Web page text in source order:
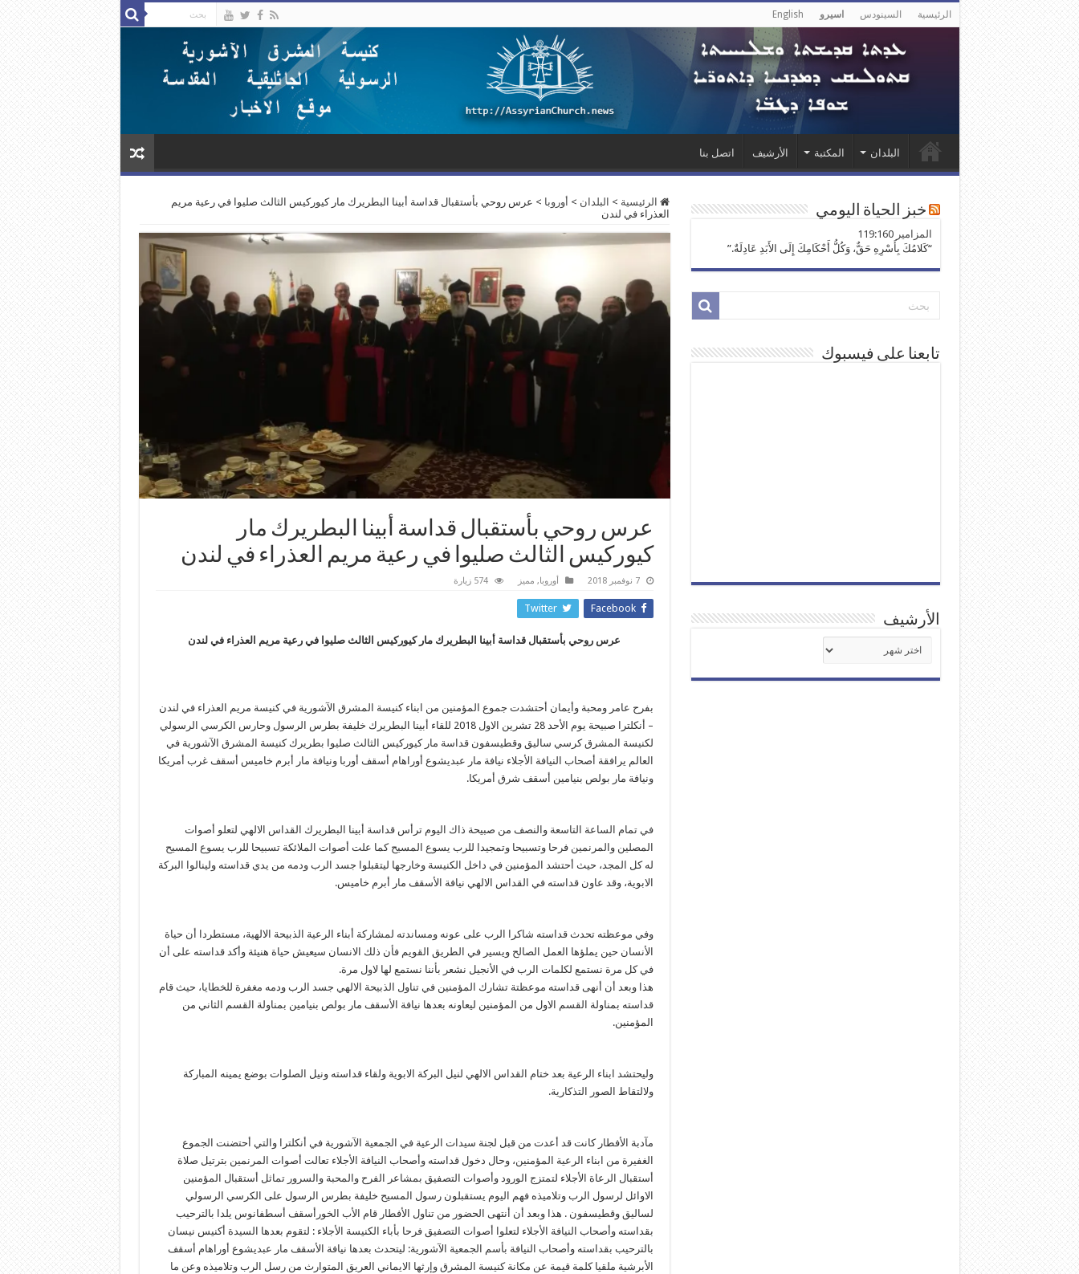
الرئيسية السينودس اسيرو English
البلدان المكتبة الأرشيف اتصل بنا
الرئيسية > البلدان > أوروبا > عرس روحي بأستقبال قداسة أبينا البطريرك مار كيوركيس الثالث صليوا في رعية مريم
العذراء في لندن
عرس روحي بأستقبال قداسة أبينا البطريرك مار
كيوركيس الثالث صليوا في رعية مريم العذراء في لندن
7 نوفمبر 2018 أوروبا, مميز 574 زيارة
Facebook
Twitter
عرس روحي بأستقبال قداسة أبينا البطريرك مار كيوركيس الثالث صليوا في رعية مريم العذراء في لندن
بفرح عامر ومحبة وأيمان أحتشدت جموع المؤمنين من ابناء كنيسة المشرق الآشورية في كنيسة مريم العذراء في لندن
– أنكلترا صبيحة يوم الأحد 28 تشرين الاول 2018 للقاء أبينا البطريرك خليفة بطرس الرسول وحارس الكرسي الرسولي
لكنيسة المشرق كرسي ساليق وقطيسفون قداسة مار كيوركيس الثالث صليوا بطريرك كنيسة المشرق الآشورية في
العالم يرافقة أصحاب النيافة الأجلاء نيافة مار عبديشوع أوراهام أسقف أوربا ونيافة مار أبرم خاميس أسقف غرب أمريكا
ونيافة مار بولص بنيامين أسقف شرق أمريكا.
في تمام الساعة التاسعة والنصف من صبيحة ذاك اليوم ترأس قداسة أبينا البطريرك القداس الالهي لتعلو أصوات
المصلين والمرنمين فرحا وتسبيحا وتمجيدا للرب يسوع المسيح كما علت أصوات الملائكة تسبيحا للرب يسوع المسيح
له كل المجد، حيث أحتشد المؤمنين في داخل الكنيسة وخارجها ليتقبلوا جسد الرب ودمه من يدي قداسته ولينالوا البركة
الابوية، وقد عاون قداسته في القداس الالهي نيافة الأسقف مار أبرم خاميس.
وفي موعظته تحدث قداسته شاكرا الرب على عونه ومساندته لمشاركة أبناء الرعية الذبيحة الالهية، مستطردا أن حياة
الأنسان حين يملؤها العمل الصالح ويسير في الطريق القويم فأن ذلك الانسان سيعيش حياة هنيئة وأكد قداسته على أن
في كل مرة نستمع لكلمات الرب في الأنجيل نشعر بأننا نستمع لها لاول مرة.
هذا وبعد أن أنهى قداسته موعظتة تشارك المؤمنين في تناول الذبيحة الالهي جسد الرب ودمه مغفرة للخطايا، حيث قام
قداسته بمناولة القسم الاول من المؤمنين ليعاونه بعدها نيافة الأسقف مار بولص بنيامين بمناولة القسم الثاني من
المؤمنين.
وليحتشد ابناء الرعية بعد ختام القداس الالهي لنيل البركة الابوية ولقاء قداسته ونيل الصلوات بوضع يمينه المباركة
ولالتقاط الصور التذكارية.
مآدبة الأفطار كانت قد أعدت من قبل لجنة سيدات الرعية في الجمعية الآشورية في أنكلترا والتي أحتضنت الجموع
الغفيرة من ابناء الرعية المؤمنين، وحال دخول قداسته وأصحاب النيافة الأجلاء تعالت أصوات المرنمين بترتيل صلاة
أستقبال الرعاة الأجلاء لتمتزج الورود وأصوات التصفيق بمشاعر الفرح والمحبة والسرور تماثل أستقبال المؤمنين
الاوائل لرسول الرب وتلاميذه فهم اليوم يستقبلون رسول المسيح خليفة بطرس الرسول على الكرسي الرسولي
لساليق وقطيسفون . هذا وبعد أن أنتهى الحضور من تناول الأفطار قام الأب الخورأسقف أسطفانوس يلدا بالترحيب
بقداسته وأصحاب النيافة الأجلاء لتعلوا أصوات التصفيق فرحا بأباء الكنيسة الأجلاء : لتقوم بعدها السيدة أكنيس نيسان
بالترحيب بقداسته وأصحاب النيافة بأسم الجمعية الآشورية: ليتحدث بعدها نيافة الأسقف مار عبديشوع أوراهام أسقف
الأبرشية ملقيا كلمة قيمة عن مكانة كنيسة المشرق وإرثها الايماني العريق المتوارث من رسل الرب وتلاميذه وعن ما
خبز الحياة اليومي
ﺍﻟﻤﺰﺍﻣﻴﺮ 119:160
“كَلامُكَ بِأَسْرِهِ حَقٌّ، وَكُلُّ أَحْكَامِكَ إِلَى الأَبَدِ عَادِلَةٌ.”
تابعنا على فيسبوك
الأرشيف